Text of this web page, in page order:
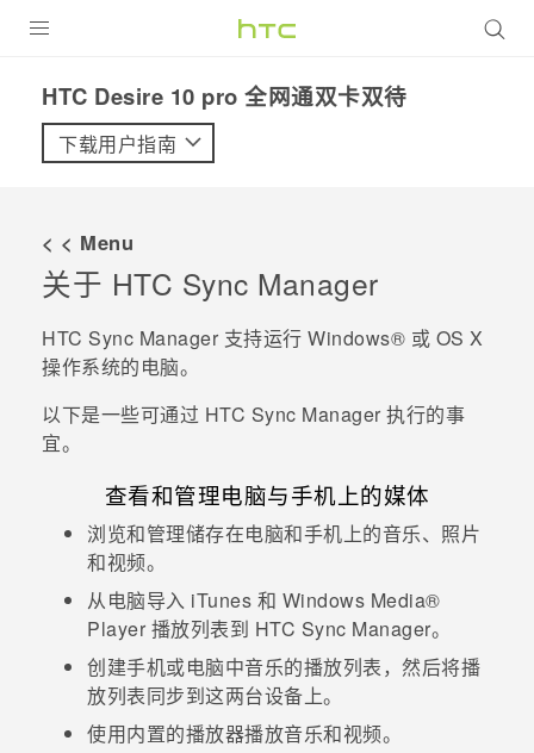
VIVE
支持帮助
在线客服
HTC Desire 10 pro 全网通双卡双待‎
下载用户指南
< < Menu
关于 HTC Sync Manager
HTC Sync Manager 支持运行 Windows® 或 OS X
操作系统的电脑。
以下是一些可通过 HTC Sync Manager 执行的事
宜。
查看和管理电脑与手机上的媒体
浏览和管理储存在电脑和手机上的音乐、照片
和视频。
从电脑导入 iTunes 和 Windows Media®
Player 播放列表到 HTC Sync Manager。
创建手机或电脑中音乐的播放列表，然后将播
放列表同步到这两台设备上。
使用内置的播放器播放音乐和视频。